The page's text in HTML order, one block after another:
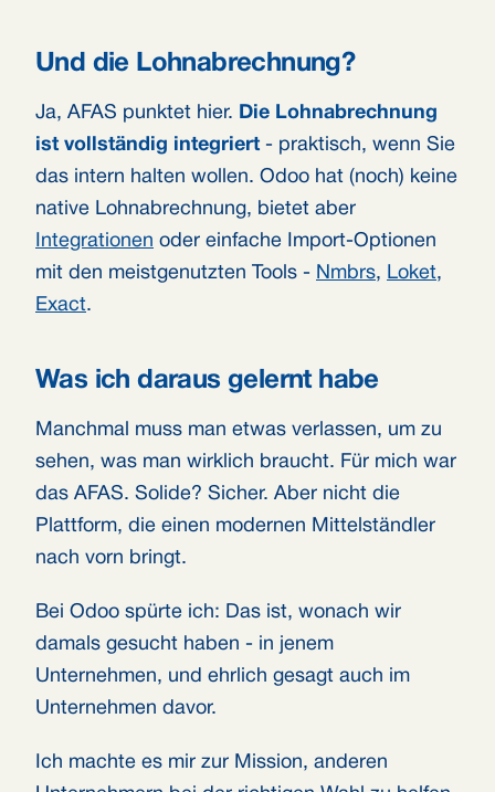
Und die Lohnabrechnung?
Ja, AFAS punktet hier. Die Lohnabrechnung
ist vollständig integriert - praktisch, wenn Sie
das intern halten wollen. Odoo hat (noch) keine
native Lohnabrechnung, bietet aber
Integrationen oder einfache Import-Optionen
mit den meistgenutzten Tools - Nmbrs, Loket,
Exact.
Was ich daraus gelernt habe
Manchmal muss man etwas verlassen, um zu
sehen, was man wirklich braucht. Für mich war
das AFAS. Solide? Sicher. Aber nicht die
Plattform, die einen modernen Mittelständler
nach vorn bringt.
Bei Odoo spürte ich: Das ist, wonach wir
damals gesucht haben - in jenem
Unternehmen, und ehrlich gesagt auch im
Unternehmen davor.
Ich machte es mir zur Mission, anderen